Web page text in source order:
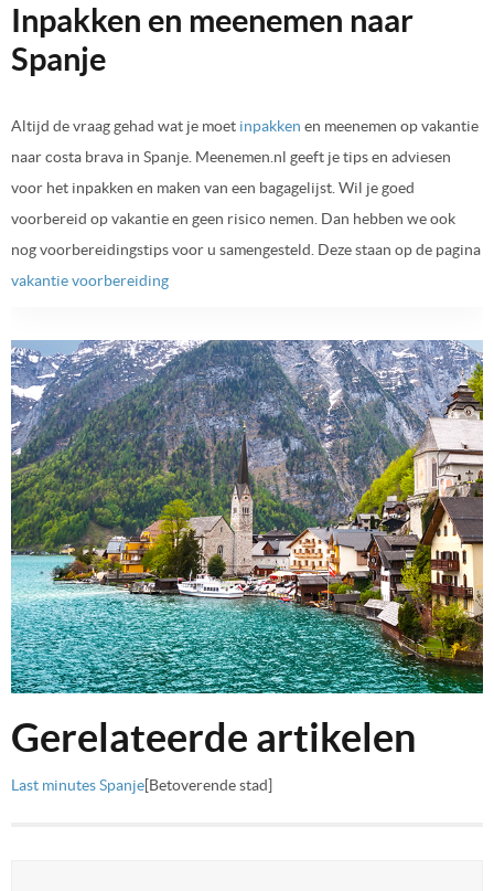
Inpakken en meenemen naar
Spanje
Altijd de vraag gehad wat je moet inpakken en meenemen op vakantie
naar costa brava in Spanje. Meenemen.nl geeft je tips en adviesen
voor het inpakken en maken van een bagagelijst. Wil je goed
voorbereid op vakantie en geen risico nemen. Dan hebben we ook
nog voorbereidingstips voor u samengesteld. Deze staan op de pagina
vakantie voorbereiding
Gerelateerde artikelen
Last minutes Spanje[Betoverende stad]